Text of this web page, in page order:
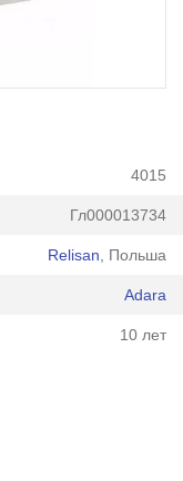
4015
Гл000013734
Relisan , Польша
Adara
10 лет